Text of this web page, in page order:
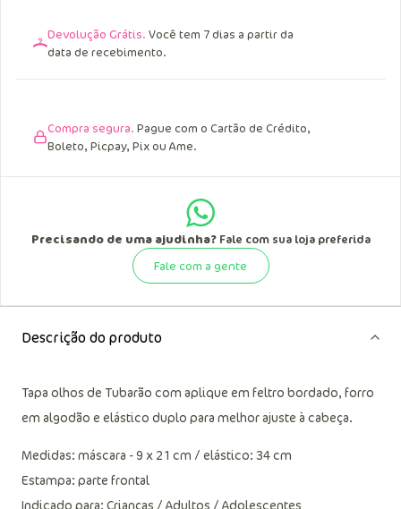
Devolução Grátis. Você tem 7 dias a partir da
data de recebimento.
Compra segura. Pague com o Cartão de Crédito,
Boleto, Picpay, Pix ou Ame.
Precisando de uma ajudinha?Fale com sua loja preferida
Fale com a gente
Descrição do produto
Tapa olhos de Tubarão com aplique em feltro bordado, forro
em algodão e elástico duplo para melhor ajuste à cabeça.
Medidas: máscara - 9 x 21 cm / elástico: 34 cm
Estampa: parte frontal
Indicado para: Crianças / Adultos / Adolescentes